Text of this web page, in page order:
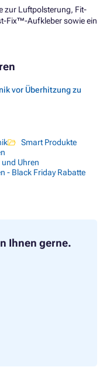
zur Luftpolsterung, Fit-
Fix™-Aufkleber sowie ein
vor Überhitzung zu
Smart Produkte
Uhren
- Black Friday Rabatte
Ihnen gerne.